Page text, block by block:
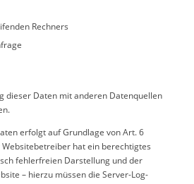
Rechners
dieser Daten mit anderen Datenquellen
erfolgt auf Grundlage von Art. 6
Websitebetreiber hat ein berechtigtes
fehlerfreien Darstellung und der
– hierzu müssen die Server-Log-